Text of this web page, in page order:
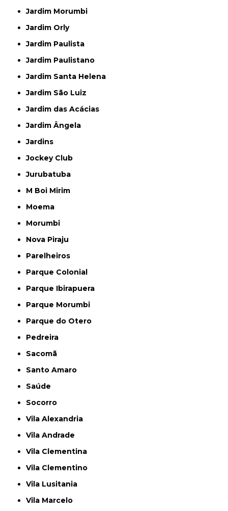
Jardim Morumbi
Jardim Orly
Jardim Paulista
Jardim Paulistano
Jardim Santa Helena
Jardim São Luiz
Jardim das Acácias
Jardim Ângela
Jardins
Jockey Club
Jurubatuba
M Boi Mirim
Moema
Morumbi
Nova Piraju
Parelheiros
Parque Colonial
Parque Ibirapuera
Parque Morumbi
Parque do Otero
Pedreira
Sacomã
Santo Amaro
Saúde
Socorro
Vila Alexandria
Vila Andrade
Vila Clementina
Vila Clementino
Vila Lusitania
Vila Marcelo